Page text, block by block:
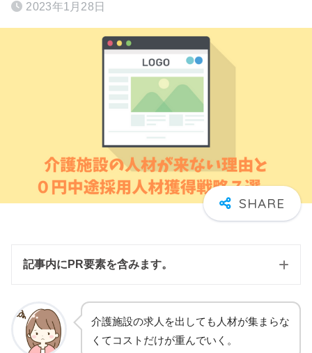
2023年1月28日
記事内にPR要素を含みます。
介護施設の求人を出しても人材が集まらな
くてコストだけが重んでいく。